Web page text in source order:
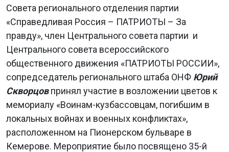
Совета регионального отделения партии
«Справедливая Россия – ПАТРИОТЫ – За
правду», член Центрального совета партии и
Центрального совета всероссийского
общественного движения «ПАТРИОТЫ РОССИИ»,
сопредседатель регионального штаба ОНФ Юрий
Скворцовпринял участие в возложении цветов к
мемориалу «Воинам-кузбассовцам, погибшим в
локальных войнах и военных конфликтах»,
расположенном на Пионерском бульваре в
Кемерове. Мероприятие было посвящено 35-й